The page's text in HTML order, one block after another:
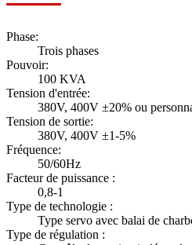
Phase:
Trois phases
Pouvoir:
100 KVA
Tension d'entrée:
380V, 400V ±20% ou
Tension de sortie:
380V, 400V ±1-5%
Fréquence:
50/60Hz
Facteur de puissance :
0,8-1
Type de technologie :
Type servo avec balai de
Type de régulation :